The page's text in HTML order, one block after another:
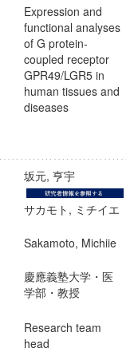
Expression and
functional analyses
of G protein-
coupled receptor
GPR49/LGR5 in
human tissues and
diseases
坂元, 亨宇
サカモト, ミチイエ
Sakamoto, Michiie
慶應義塾大学・医
学部・教授
Research team
head